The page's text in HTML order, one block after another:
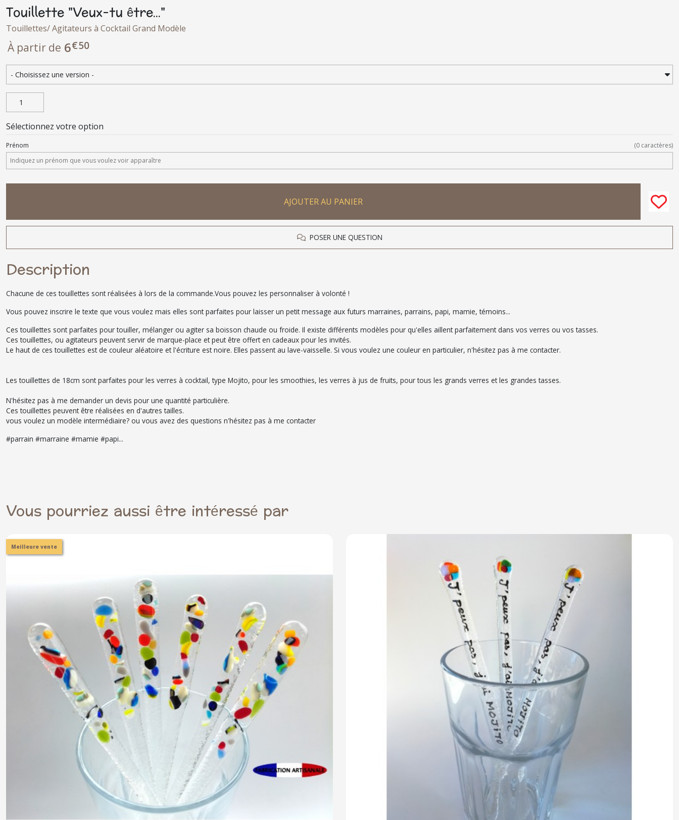
Touillette "Veux-tu être..."
Touillettes/ Agitateurs à Cocktail Grand Modèle
À partir de 6€50
Sélectionnez votre option
Prénom (0 caractères)
AJOUTER AU PANIER
POSER UNE QUESTION
Description
Chacune de ces touillettes sont réalisées à lors de la commande.Vous pouvez les personnaliser à volonté !
Vous pouvez inscrire le texte que vous voulez mais elles sont parfaites pour laisser un petit message aux futurs marraines, parrains, papi, mamie, témoins...
Ces touillettes sont parfaites pour touiller, mélanger ou agiter sa boisson chaude ou froide. Il existe différents modèles pour qu'elles aillent parfaitement dans vos verres ou vos tasses.
Ces touillettes, ou agitateurs peuvent servir de marque-place et peut être offert en cadeaux pour les invités.
Le haut de ces touillettes est de couleur aléatoire et l'écriture est noire. Elles passent au lave-vaisselle. Si vous voulez une couleur en particulier, n'hésitez pas à me contacter.
Les touillettes de 18cm sont parfaites pour les verres à cocktail, type Mojito, pour les smoothies, les verres à jus de fruits, pour tous les grands verres et les grandes tasses.
N'hésitez pas à me demander un devis pour une quantité particulière.
Ces touillettes peuvent être réalisées en d'autres tailles.
vous voulez un modèle intermédiaire? ou vous avez des questions n'hésitez pas à me contacter
#parrain #marraine #mamie #papi...
Vous pourriez aussi être intéressé par
Meilleure vente